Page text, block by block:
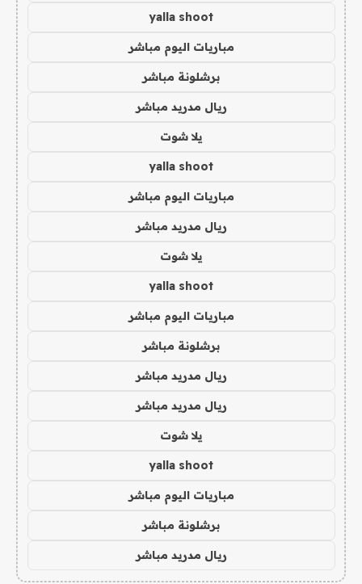
yalla shoot
مباريات اليوم مباشر
برشلونة مباشر
ريال مدريد مباشر
يلا شوت
yalla shoot
مباريات اليوم مباشر
ريال مدريد مباشر
يلا شوت
yalla shoot
مباريات اليوم مباشر
برشلونة مباشر
ريال مدريد مباشر
ريال مدريد مباشر
يلا شوت
yalla shoot
مباريات اليوم مباشر
برشلونة مباشر
ريال مدريد مباشر